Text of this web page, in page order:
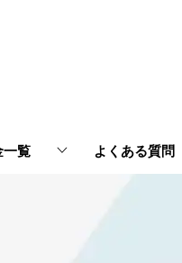
一覧 よくある質問